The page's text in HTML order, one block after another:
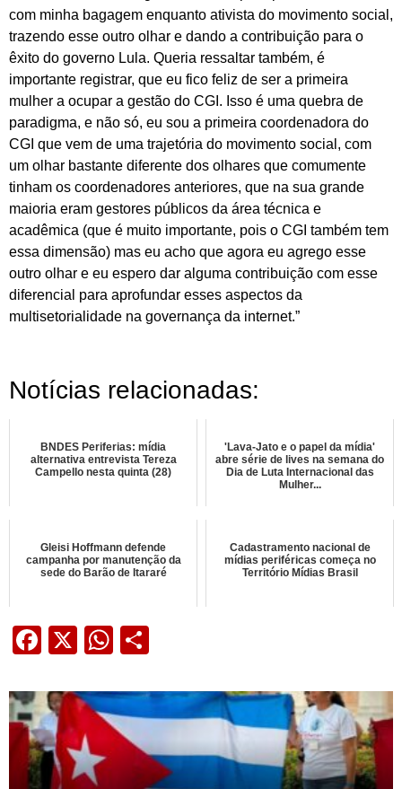
com minha bagagem enquanto ativista do movimento social,
trazendo esse outro olhar e dando a contribuição para o
êxito do governo Lula. Queria ressaltar também, é
importante registrar, que eu fico feliz de ser a primeira
mulher a ocupar a gestão do CGI. Isso é uma quebra de
paradigma, e não só, eu sou a primeira coordenadora do
CGI que vem de uma trajetória do movimento social, com
um olhar bastante diferente dos olhares que comumente
tinham os coordenadores anteriores, que na sua grande
maioria eram gestores públicos da área técnica e
acadêmica (que é muito importante, pois o CGI também tem
essa dimensão) mas eu acho que agora eu agrego esse
outro olhar e eu espero dar alguma contribuição com esse
diferencial para aprofundar esses aspectos da
multisetorialidade na governança da internet.”
Notícias relacionadas:
BNDES Periferias: mídia
alternativa entrevista Tereza
Campello nesta quinta (28)
'Lava-Jato e o papel da mídia'
abre série de lives na semana do
Dia de Luta Internacional das
Mulher...
Gleisi Hoffmann defende
campanha por manutenção da
sede do Barão de Itararé
Cadastramento nacional de
mídias periféricas começa no
Território Mídias Brasil
Facebook
X WhatsApp